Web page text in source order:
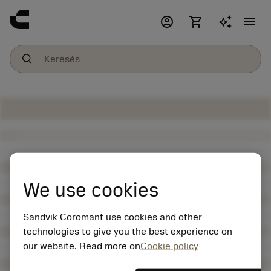
account_circle shopping_cart menu
We use cookies
Sandvik Coromant use cookies and other
technologies to give you the best experience on
our website. Read more onCookie policy